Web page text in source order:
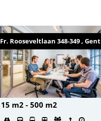
Fr. Rooseveltlaan 348-349 , Gent
15 m2 - 500 m2